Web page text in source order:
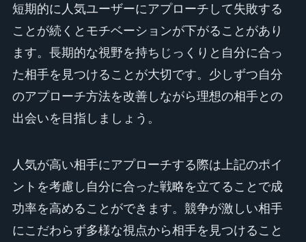
短期的に人気ユーザーにアプローチして失敗する
ことが続くとモチベーションが下がることがあり
ます。長期的な視野を持ちじっくりと自分に合っ
た相手を見つけることが大切です。少しずつ自分
のアプローチ方法を改善しながら理想の相手との
出会いを目指しましょう。
人気が高い相手にアプローチする際は上記のポイ
ントを考慮し自分に合った戦略を立てることで成
功率を高めることができます。競争が激しい相手
にこだわらず多様な視点から相手を見つけること